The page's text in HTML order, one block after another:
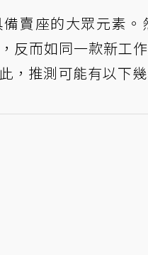
賣座的大眾元素
反而如同一款新工
，推測可能有以下幾